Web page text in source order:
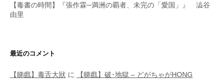
【毒書の時間】『張作霖─満洲の覇者、未完の「愛国」』 澁谷
由里
最近のコメント
【睇戲】毒舌大狀 に
【睇戲】破･地獄 – どがちゃがHONG